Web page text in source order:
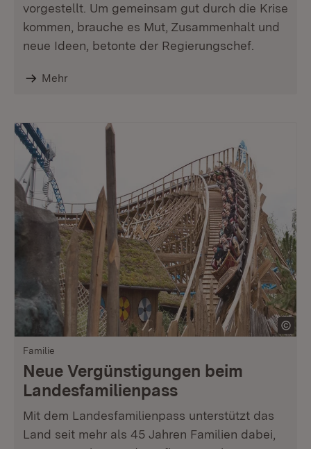
vorgestellt. Um gemeinsam gut durch die Krise
kommen, brauche es Mut, Zusammenhalt und
neue Ideen, betonte der Regierungschef.
Mehr
Familie
Neue Vergünstigungen beim
Landesfamilienpass
Mit dem Landesfamilienpass unterstützt das
Land seit mehr als 45 Jahren Familien dabei,